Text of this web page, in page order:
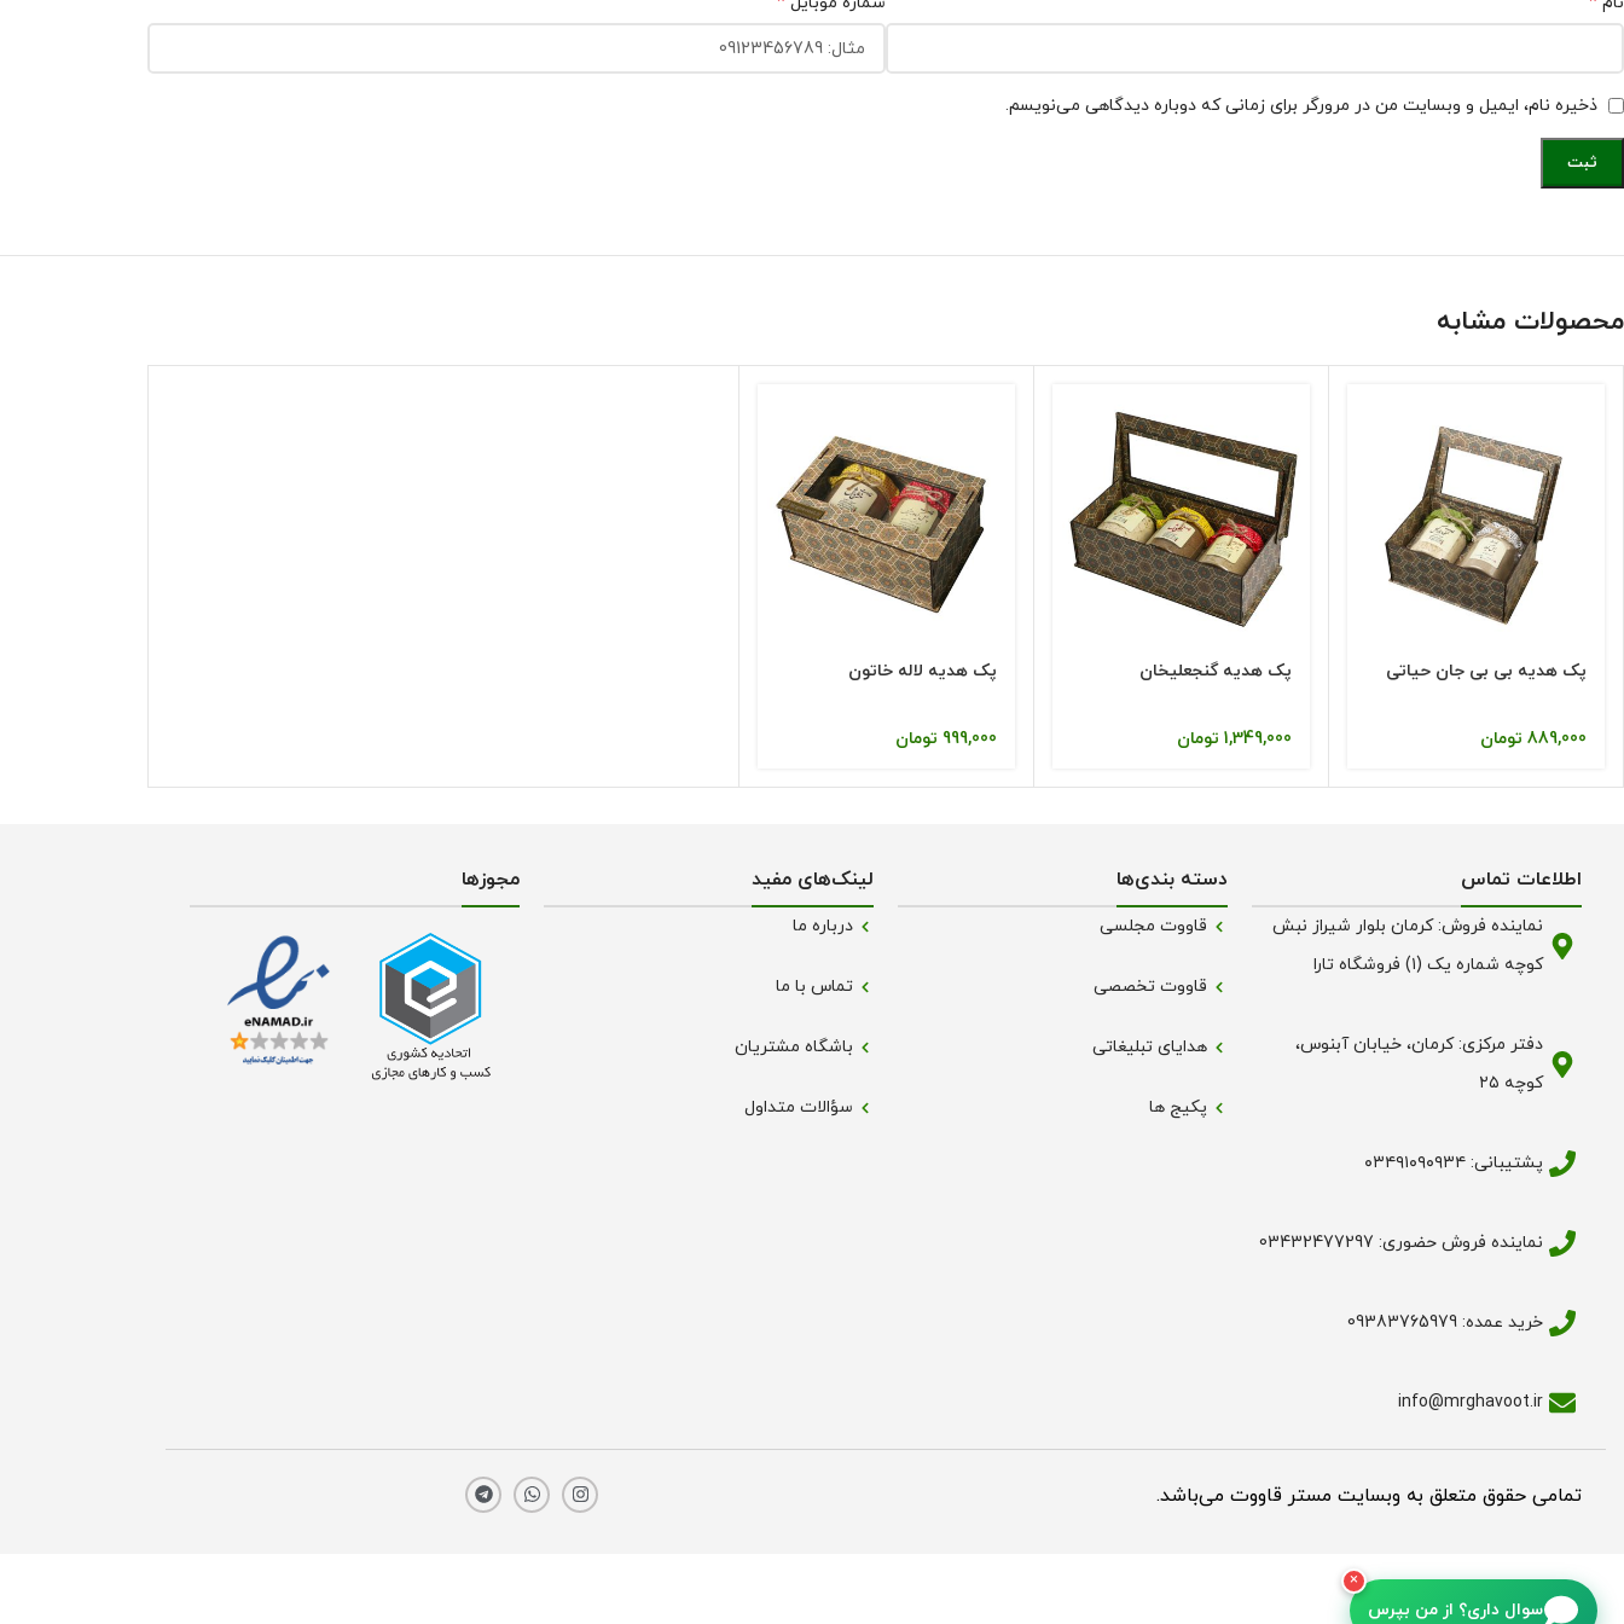
ذخیره نام، ایمیل و وبسایت من در مرورگر برای زمانی که دوباره دیدگاهی می‌نویسم.
محصولات مشابه
پک هدیه بی بی جان حیاتی
889,000 تومان
پک هدیه گنجعلیخان
1,349,000 تومان
پک هدیه لاله خاتون
999,000 تومان
اطلاعات تماس
نماینده فروش: کرمان بلوار شیراز نبش
کوچه شماره یک (۱) فروشگاه تارا
دفتر مرکزی: کرمان، خیابان آبنوس،
کوچه ۲۵
پشتیبانی: ۰۳۴۹۱۰۹۰۹۳۴
نماینده فروش حضوری: 03432477297
خرید عمده: 09383765979
info@mrghavoot.ir
دسته بندی‌ها
قاووت مجلسی
قاووت تخصصی
هدایای تبلیغاتی
پکیج ها
لینک‌های مفید
درباره ما
تماس با ما
باشگاه مشتریان
سؤالات متداول
مجوز‌ها
تمامی حقوق متعلق به وبسایت مستر قاووت می‌باشد.
×
سوال داری؟ از من بپرس